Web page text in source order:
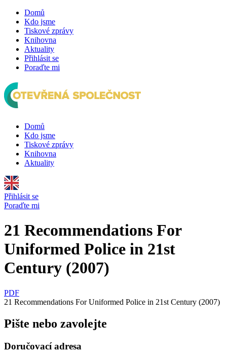
Domů
Kdo jsme
Tiskové zprávy
Knihovna
Aktuality
Přihlásit se
Poraďte mi
Domů
Kdo jsme
Tiskové zprávy
Knihovna
Aktuality
Přihlásit se
Poraďte mi
21 Recommendations For
Uniformed Police in 21st
Century (2007)
PDF
21 Recommendations For Uniformed Police in 21st Century (2007)
Pište nebo zavolejte
Doručovací adresa